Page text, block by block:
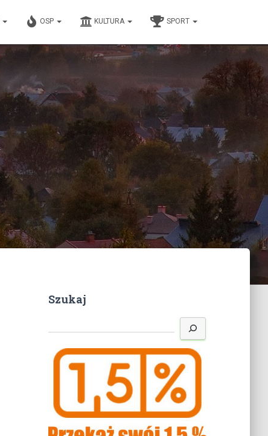
OSP KULTURA SPORT
Szukaj
z